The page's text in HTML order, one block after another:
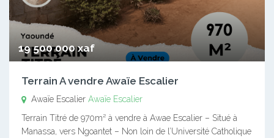
19 500 000 xaf
Terrain A vendre Awaïe Escalier
Awaïe Escalier Awaïe Escalier
Terrain Titré de 970m² à vendre à Awae Escalier – Situé à
Manassa, vers Ngoantet – Non loin de l’Université Catholique